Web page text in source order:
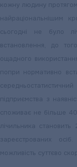
кожну людину
найраціональнішим
сьогодні не було
встановлення, до
ощадного
попри нормативно
підприємства з
споживає не більше 40
лічильника становить
зареєстрованих
можливість суттєво